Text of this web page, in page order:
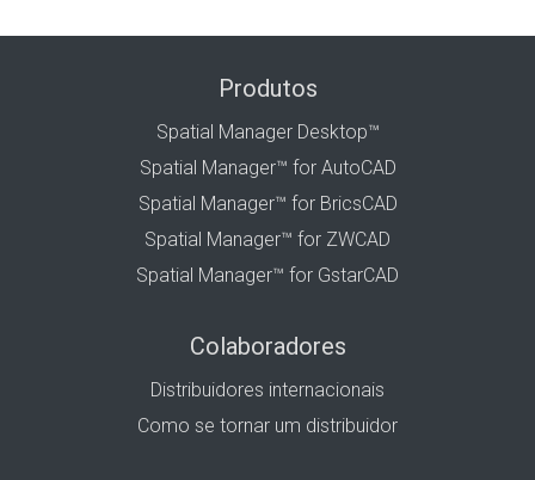
Produtos
Spatial Manager Desktop™
Spatial Manager™ for AutoCAD
Spatial Manager™ for BricsCAD
Spatial Manager™ for ZWCAD
Spatial Manager™ for GstarCAD
Colaboradores
Distribuidores internacionais
Como se tornar um distribuidor